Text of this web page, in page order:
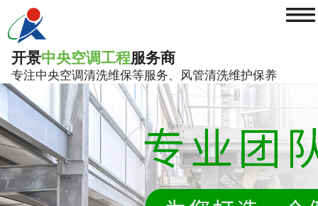
开景中央空调工程服务商
专注中央空调清洗维保等服务、风管清洗维护保养
≡